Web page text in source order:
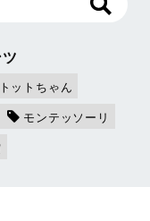
トットちゃん
モンテッソーリ